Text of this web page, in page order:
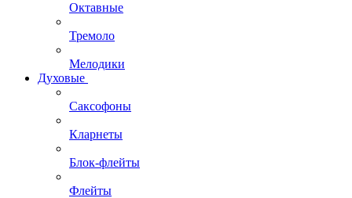
Октавные
Тремоло
Мелодики
Духовые
Саксофоны
Кларнеты
Блок-флейты
Флейты